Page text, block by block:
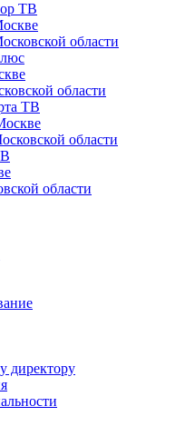
ТВ
области
области
ТВ
области
области
директору